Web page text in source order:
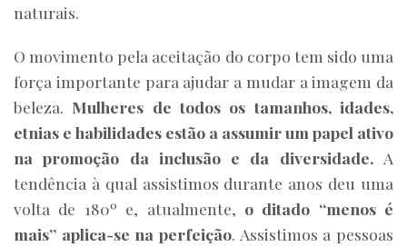
naturais.
O movimento pela aceitação do corpo tem sido uma
força importante para ajudar a mudar a imagem da
beleza. Mulheres de todos os tamanhos, idades,
etnias e habilidades estão a assumir um papel ativo
na promoção da inclusão e da diversidade. A
tendência à qual assistimos durante anos deu uma
volta de 180º e, atualmente, o ditado “menos é
mais” aplica-se na perfeição. Assistimos a pessoas